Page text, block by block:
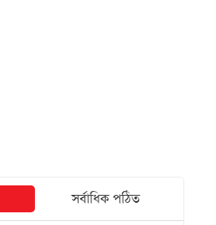
সর্বাধিক পঠিত